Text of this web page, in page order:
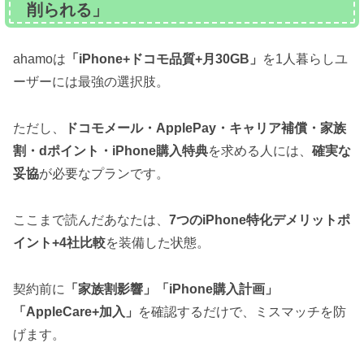
削られる」
ahamoは 「iPhone+ドコモ品質+月30GB」
を1人暮らしユ
ーザーには最強の選択肢。
ただし、
ドコモメール・ApplePay・キャリア補償・家族
割・dポイント・iPhone購入特典を求める人には、 確実な
妥協が必要なプランです。
ここまで読んだあなたは、 7つのiPhone特化デメリットポ
イント+4社比較を装備した状態。
契約前に
「家族割影響」「iPhone購入計画」
「AppleCare+加入」
を確認するだけで、ミスマッチを防
げます。